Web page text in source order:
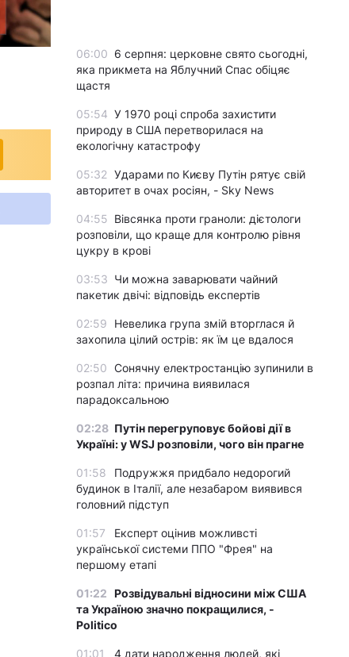
06:00 6 серпня: церковне свято сьогодні,
яка прикмета на Яблучний Спас обіцяє
щастя
05:54 У 1970 році спроба захистити
природу в США перетворилася на
екологічну катастрофу
05:32 Ударами по Києву Путін рятує свій
авторитет в очах росіян, - Sky News
04:55 Вівсянка проти граноли: дієтологи
розповіли, що краще для контролю рівня
цукру в крові
03:53 Чи можна заварювати чайний
пакетик двічі: відповідь експертів
02:59
Невелика група змій вторглася й
захопила цілий острів: як їм це вдалося
02:50 Сонячну електростанцію зупинили в
розпал літа: причина виявилася
парадоксальною
02:28 Путін перегруповує бойові дії в
Україні: у WSJ розповіли, чого він прагне
01:58
Подружжя придбало недорогий
будинок в Італії, але незабаром виявився
головний підступ
01:57
Експерт оцінив можливсті
української системи ППО "Фрея" на
першому етапі
01:22 Розвідувальні відносини між США
та Україною значно покращилися, -
Politico
01:01 4 дати народження людей, які